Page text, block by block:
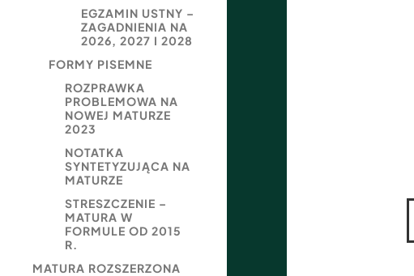
EGZAMIN USTNY –
ZAGADNIENIA NA
2026, 2027 I 2028
FORMY PISEMNE
ROZPRAWKA
PROBLEMOWA NA
NOWEJ MATURZE
2023
NOTATKA
SYNTETYZUJĄCA NA
MATURZE
STRESZCZENIE –
MATURA W
FORMULE OD 2015
R.
MATURA ROZSZERZONA